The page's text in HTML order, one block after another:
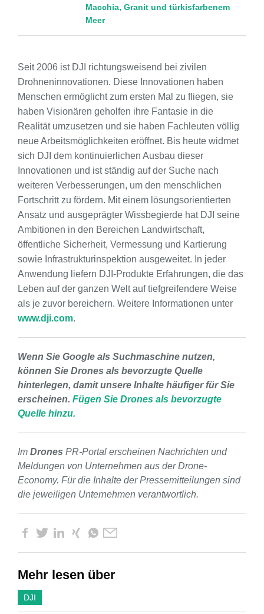
Macchia, Granit und türkisfarbenem
Meer
Seit 2006 ist DJI richtungsweisend bei zivilen
Drohneninnovationen. Diese Innovationen haben
Menschen ermöglicht zum ersten Mal zu fliegen, sie
haben Visionären geholfen ihre Fantasie in die
Realität umzusetzen und sie haben Fachleuten völlig
neue Arbeitsmöglichkeiten eröffnet. Bis heute widmet
sich DJI dem kontinuierlichen Ausbau dieser
Innovationen und ist ständig auf der Suche nach
weiteren Verbesserungen, um den menschlichen
Fortschritt zu fördern. Mit einem lösungsorientierten
Ansatz und ausgeprägter Wissbegierde hat DJI seine
Ambitionen in den Bereichen Landwirtschaft,
öffentliche Sicherheit, Vermessung und Kartierung
sowie Infrastrukturinspektion ausgeweitet. In jeder
Anwendung liefern DJI-Produkte Erfahrungen, die das
Leben auf der ganzen Welt auf tiefgreifendere Weise
als je zuvor bereichern. Weitere Informationen unter
www.dji.com.
Wenn Sie Google als Suchmaschine nutzen,
können Sie Drones als bevorzugte Quelle
hinterlegen, damit unsere Inhalte häufiger für Sie
erscheinen. Fügen Sie Drones als bevorzugte
Quelle hinzu.
Im Drones PR-Portal erscheinen Nachrichten und
Meldungen von Unternehmen aus der Drone-
Economy. Für die Inhalte der Pressemitteilungen sind
die jeweiligen Unternehmen verantwortlich.
Mehr lesen über
DJI